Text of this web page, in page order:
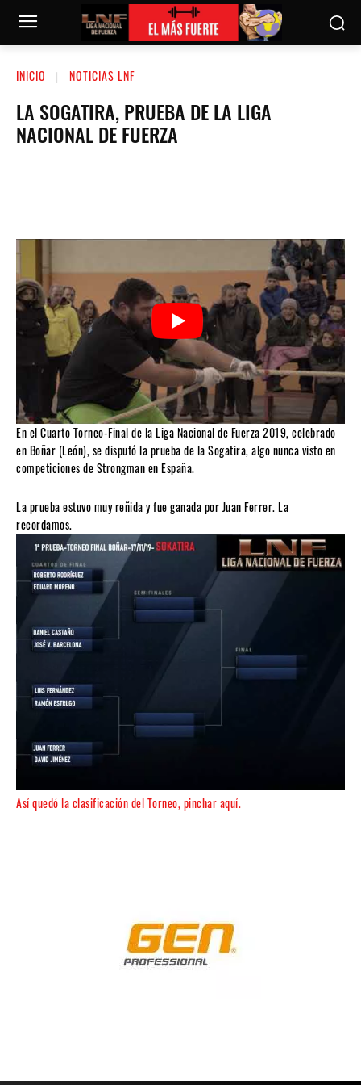
INICIO NOTICIAS LNF
LA SOGATIRA, PRUEBA DE LA LIGA
NACIONAL DE FUERZA
En el Cuarto Torneo-Final de la Liga Nacional de Fuerza 2019, celebrado
en Boñar (León), se disputó la prueba de la Sogatira, algo nunca visto en
competiciones de Strongman en España.
La prueba estuvo muy reñida y fue ganada por Juan Ferrer. La
recordamos.
Así quedó la clasificación del Torneo, pinchar aquí.